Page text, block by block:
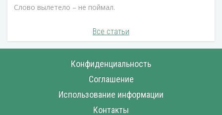
Слово вылетело – не поймал.
Все статьи
Конфиденциальность
Соглашение
Использование информации
Контакты